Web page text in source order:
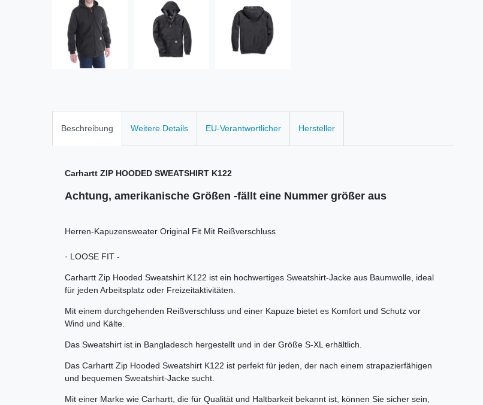
Beschreibung Weitere Details EU-Verantwortlicher Hersteller
Carhartt ZIP HOODED SWEATSHIRT K122
Achtung, amerikanische Größen -fällt eine Nummer größer aus
Herren-Kapuzensweater Original Fit Mit Reißverschluss
· LOOSE FIT -
Carhartt Zip Hooded Sweatshirt K122 ist ein hochwertiges Sweatshirt-Jacke aus Baumwolle, ideal
für jeden Arbeitsplatz oder Freizeitaktivitäten.
Mit einem durchgehenden Reißverschluss und einer Kapuze bietet es Komfort und Schutz vor
Wind und Kälte.
Das Sweatshirt ist in Bangladesch hergestellt und in der Größe S-XL erhältlich.
Das Carhartt Zip Hooded Sweatshirt K122 ist perfekt für jeden, der nach einem strapazierfähigen
und bequemen Sweatshirt-Jacke sucht.
Mit einer Marke wie Carhartt, die für Qualität und Haltbarkeit bekannt ist, können Sie sicher sein,